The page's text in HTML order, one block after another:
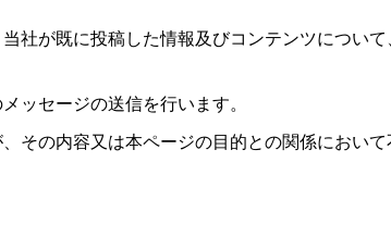
社が既に投稿した情報及びコンテンツについ
ッセージの送信を行います。
その内容又は本ページの目的との関係において